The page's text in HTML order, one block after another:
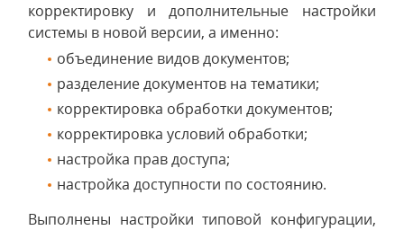
корректировку и дополнительные настройки
системы в новой версии, а именно:
объединение видов документов;
разделение документов на тематики;
корректировка обработки документов;
корректировка условий обработки;
настройка прав доступа;
настройка доступности по состоянию.
Выполнены настройки типовой конфигурации,